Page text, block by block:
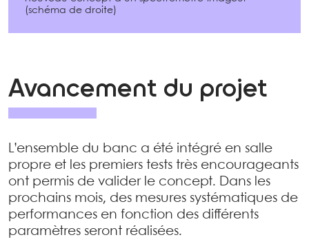
(schéma de droite)
Avancement du projet
L’ensemble du banc a été intégré en salle
propre et les premiers tests très encourageants
ont permis de valider le concept. Dans les
prochains mois, des mesures systématiques de
performances en fonction des différents
paramètres seront réalisées.